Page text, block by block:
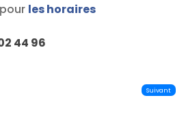
pour les horaires
44 96
Suivant